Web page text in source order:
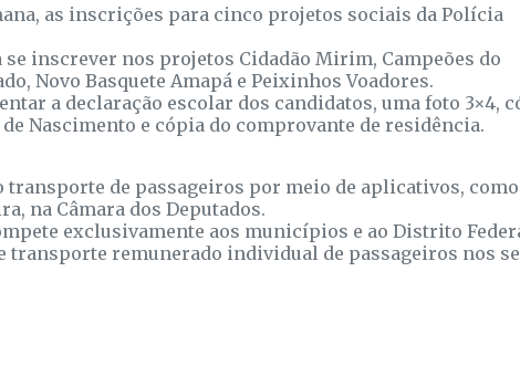
as inscrições para cinco projetos sociais da Polícia
inscrever nos projetos Cidadão Mirim, Campeões do
Novo Basquete Amapá e Peixinhos Voadores.
a declaração escolar dos candidatos, uma foto 3×4,
Nascimento e cópia do comprovante de residência.
transporte de passageiros por meio de aplicativos,
na Câmara dos Deputados.
exclusivamente aos municípios e ao Distrito
remunerado individual de passageiros nos